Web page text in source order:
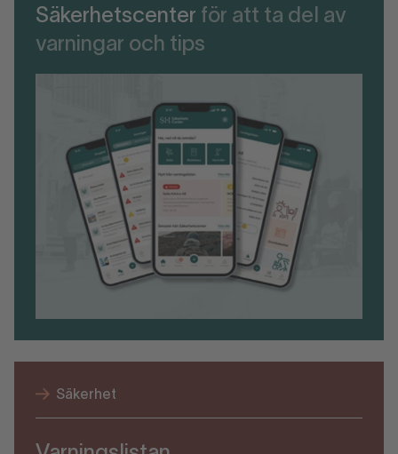
Säkerhetscenter för att ta del av
varningar och tips
Säkerhet